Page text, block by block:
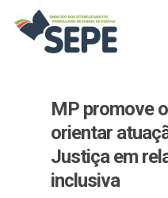
MP promove
orientar
Justiça em
inclusiva